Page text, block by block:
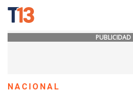
PUBLICIDAD
NACIONAL